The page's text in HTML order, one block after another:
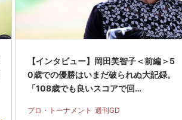
【インタビュー】岡田美智子＜前編＞5
0歳での優勝はいまだ破られぬ大記録。
「108歳でも良いスコアで回…
プロ・トーナメント 週刊GD